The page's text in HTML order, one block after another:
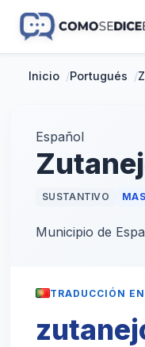
Inicio /Portugués /Z
Español
SUSTANTIVO
Municipio de
TRADUCCIÓN